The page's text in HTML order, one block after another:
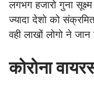
लगभग हजारो गुना
ज्यादा देशो को
वही लाखों लोगो ने जान
कोरोना